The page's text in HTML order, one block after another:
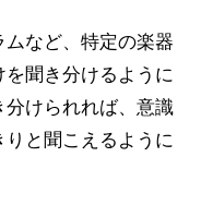
など、特定の楽器
聞き分けるように
分けられれば、意識
と聞こえるように